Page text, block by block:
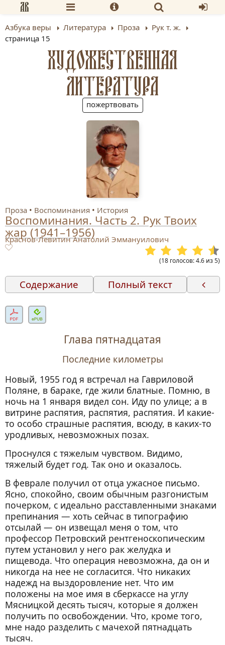
Азбука веры Литература Проза
Рук т. ж.
страница 15
ХУДОЖЕСТВЕННАЯ
ЛИТЕРАТУРА
пожертвовать
Проза Воспоминания История
Воспоминания. Часть 2. Рук Твоих
жар (1941–1956)
Краснов-Левитин Анатолий Эммануилович
(18 голосов:4.6 из5)
Содержание Полный текст
Глава первая
Девять месяцев
Под снегом (Интермеццо)
Глава третья
Хризантемы по утрам (Интермеццо)
Глава четвертая
На берегах Волги
Приложение к главе четвертой
Глава пятая
Вниз по матушке по Волге
Глава шестая
Последние годы войны
В Москву! В Москву! (Интермеццо)
Глава седьмая
Кошмарный век
Глава восьмая
Человеческая комедия (Послевоенная
Москва)
Глава девятая
Неразмыкаемый круг
Глава десятая
Глава пятнадцатая
Последние километры
Новый, 1955 год я встречал на Гавриловой
Поляне, в бараке, где жили блатные. Помню, в
ночь на 1 января видел сон. Иду по улице; а в
витрине распятия, распятия, распятия. И какие-
то особо страшные распятия, всюду, в каких-то
уродливых, невозможных позах.
Проснулся с тяжелым чувством. Видимо,
тяжелый будет год. Так оно и оказалось.
В феврале получил от отца ужасное письмо.
Ясно, спокойно, своим обычным разгонистым
почерком, с идеально расставленными знаками
препинания — хоть сейчас в типографию
отсылай — он извещал меня о том, что
профессор Петровский рентгеноскопическим
путем установил у него рак желудка и
пищевода. Что операция невозможна, да он и
никогда на нее не согласится. Что никаких
надежд на выздоровление нет. Что им
положены на мое имя в сберкассе на углу
Мясницкой десять тысяч, которые я должен
получить по освобождении. Что, кроме того,
мне надо разделить с мачехой пятнадцать
тысяч.